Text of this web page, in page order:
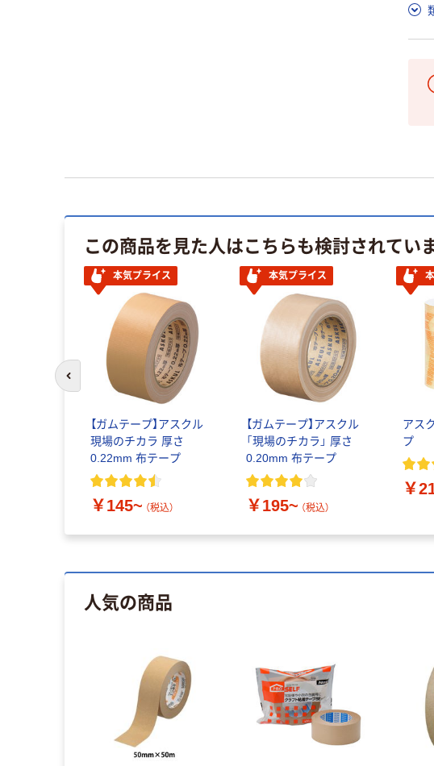
この商品を見た人はこちらも検討されてい
本気プライス
【ガムテープ】アスクル
現場のチカラ 厚さ
0.22mm 布テープ
￥145~ （税込）
本気プライス
【ガムテープ】アスクル
「現場のチカラ」 厚さ
0.20mm 布テープ
￥195~ （税込）
アス
プ
￥
前のスライドへ
人気の商品